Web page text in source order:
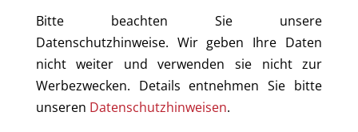
Bitte beachten Sie unsere
Datenschutzhinweise. Wir geben Ihre Daten
nicht weiter und verwenden sie nicht zur
Werbezwecken. Details entnehmen Sie bitte
unseren Datenschutzhinweisen.